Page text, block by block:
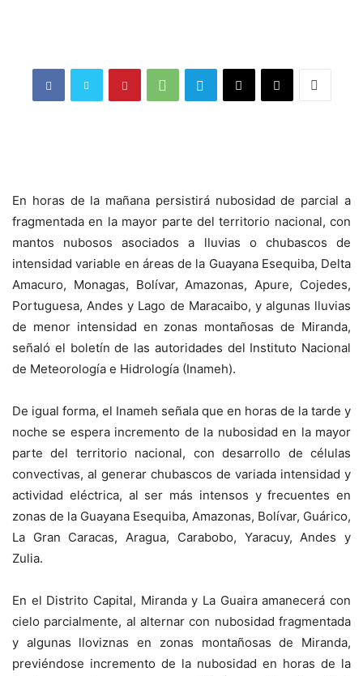
En horas de la mañana persistirá nubosidad de parcial a
fragmentada en la mayor parte del territorio nacional, con
mantos nubosos asociados a lluvias o chubascos de
intensidad variable en áreas de la Guayana Esequiba, Delta
Amacuro, Monagas, Bolívar, Amazonas, Apure, Cojedes,
Portuguesa, Andes y Lago de Maracaibo, y algunas lluvias
de menor intensidad en zonas montañosas de Miranda,
señaló el boletín de las autoridades del Instituto Nacional
de Meteorología e Hidrología (Inameh).
De igual forma, el Inameh señala que en horas de la tarde y
noche se espera incremento de la nubosidad en la mayor
parte del territorio nacional, con desarrollo de células
convectivas, al generar chubascos de variada intensidad y
actividad eléctrica, al ser más intensos y frecuentes en
zonas de la Guayana Esequiba, Amazonas, Bolívar, Guárico,
La Gran Caracas, Aragua, Carabobo, Yaracuy, Andes y
Zulia.
En el Distrito Capital, Miranda y La Guaira amanecerá con
cielo parcialmente, al alternar con nubosidad fragmentada
y algunas lloviznas en zonas montañosas de Miranda,
previéndose incremento de la nubosidad en horas de la